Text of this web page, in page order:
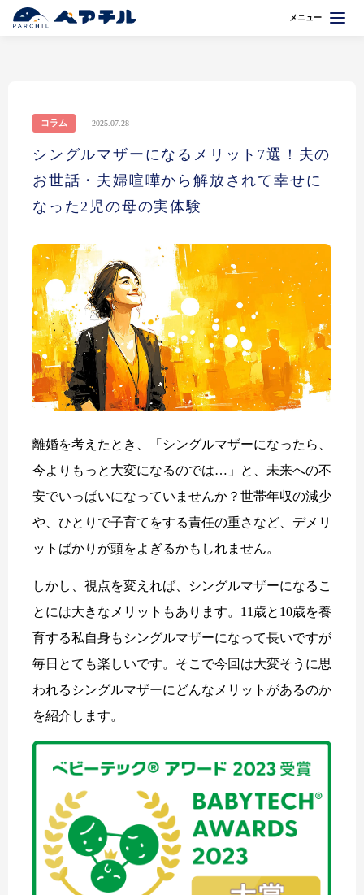
メニュー
コラム 2025.07.28
シングルマザーになるメリット7選！夫の
お世話・夫婦喧嘩から解放されて幸せに
なった2児の母の実体験
離婚を考えたとき、「シングルマザーになったら、
今よりもっと大変になるのでは…」と、未来への不
安でいっぱいになっていませんか？世帯年収の減少
や、ひとりで子育てをする責任の重さなど、デメリ
ットばかりが頭をよぎるかもしれません。
しかし、視点を変えれば、シングルマザーになるこ
とには大きなメリットもあります。11歳と10歳を養
育する私自身もシングルマザーになって長いですが
毎日とても楽しいです。そこで今回は大変そうに思
われるシングルマザーにどんなメリットがあるのか
を紹介します。